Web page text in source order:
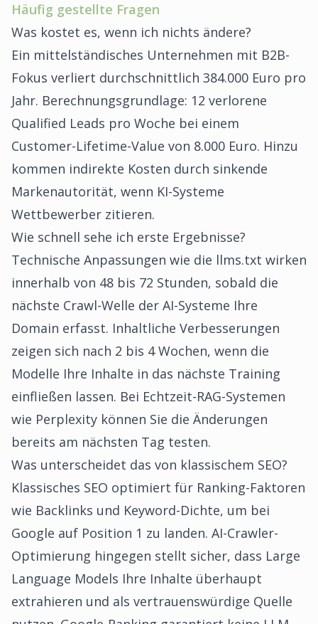
Häufig gestellte Fragen
Was kostet es, wenn ich nichts ändere?
Ein mittelständisches Unternehmen mit B2B-
Fokus verliert durchschnittlich 384.000 Euro pro
Jahr. Berechnungsgrundlage: 12 verlorene
Qualified Leads pro Woche bei einem
Customer-Lifetime-Value von 8.000 Euro. Hinzu
kommen indirekte Kosten durch sinkende
Markenautorität, wenn KI-Systeme
Wettbewerber zitieren.
Wie schnell sehe ich erste Ergebnisse?
Technische Anpassungen wie die llms.txt wirken
innerhalb von 48 bis 72 Stunden, sobald die
nächste Crawl-Welle der AI-Systeme Ihre
Domain erfasst. Inhaltliche Verbesserungen
zeigen sich nach 2 bis 4 Wochen, wenn die
Modelle Ihre Inhalte in das nächste Training
einfließen lassen. Bei Echtzeit-RAG-Systemen
wie Perplexity können Sie die Änderungen
bereits am nächsten Tag testen.
Was unterscheidet das von klassischem SEO?
Klassisches SEO optimiert für Ranking-Faktoren
wie Backlinks und Keyword-Dichte, um bei
Google auf Position 1 zu landen. AI-Crawler-
Optimierung hingegen stellt sicher, dass Large
Language Models Ihre Inhalte überhaupt
extrahieren und als vertrauenswürdige Quelle